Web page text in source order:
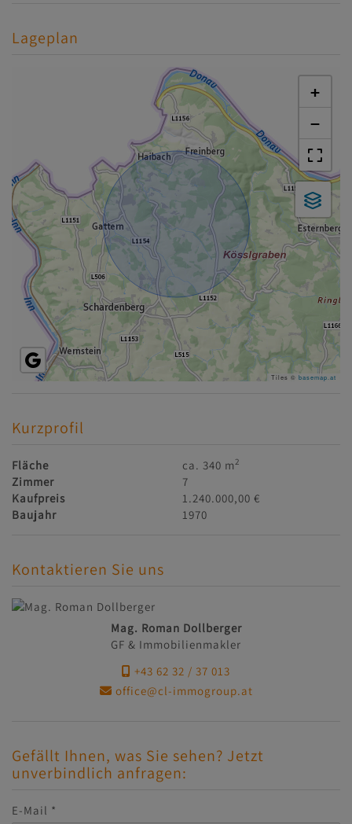
Lageplan
+
−
Tiles © basemap.at
Kurzprofil
Fläche ca. 340 m2
Zimmer
7
Kaufpreis
1.240.000,00 €
Baujahr
1970
Kontaktieren Sie uns
Mag. Roman Dollberger
GF & Immobilienmakler
+43 62 32 / 37 013
office@cl-immogroup.at
Gefällt Ihnen, was Sie sehen? Jetzt
unverbindlich anfragen:
E-Mail